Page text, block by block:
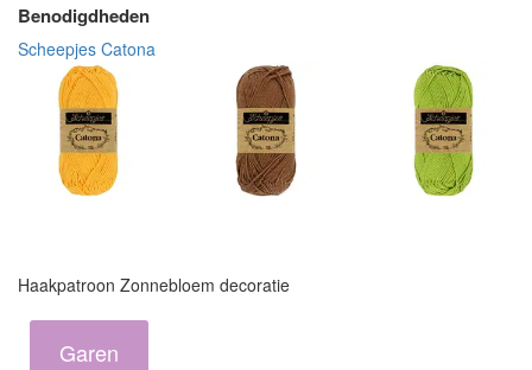
Benodigdheden
Scheepjes Catona
Haakpatroon Zonnebloem decoratie
Garen